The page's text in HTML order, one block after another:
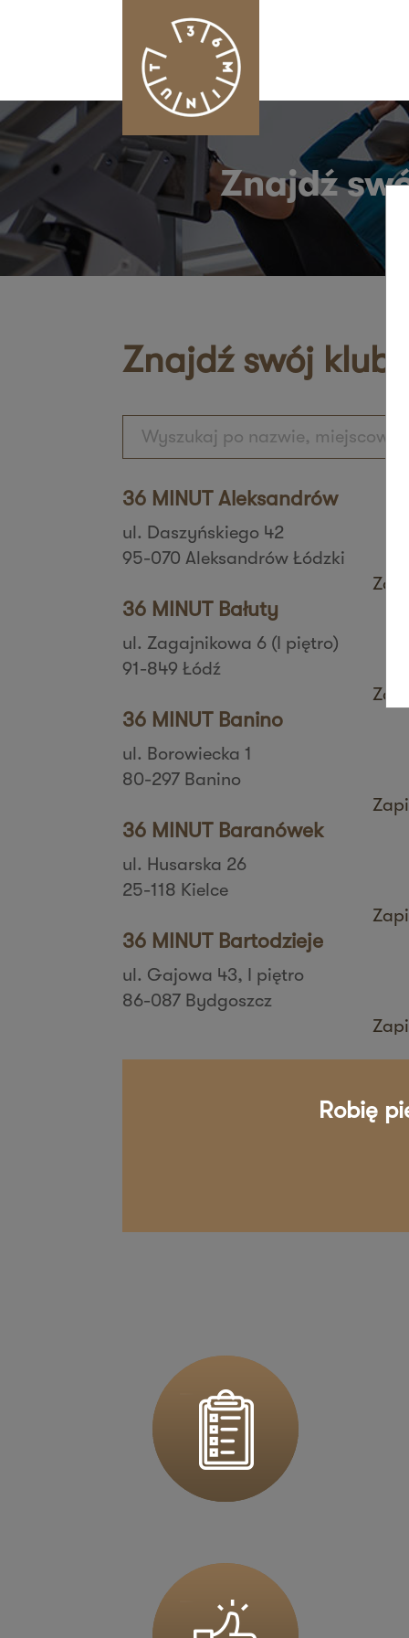
Znajdź
Znajdź swój klub
36 MINUT Aleksandrów
ul. Daszyńskiego 42
95-070 Aleksandrów Łódzki
36 MINUT Bałuty
ul. Zagajnikowa 6 (I piętro)
91-849 Łódź
36 MINUT Banino
ul. Borowiecka 1
80-297 Banino
36 MINUT Baranówek
ul. Husarska 26
25-118 Kielce
36 MINUT Bartodzieje
ul. Gajowa 43, I piętro
86-087 Bydgoszcz
36 MINUT Brodnica
ul. Długa 2
87-300 Brodnica
36 MINUT Buk
36 MINUT Busko-Zdrój
Robię